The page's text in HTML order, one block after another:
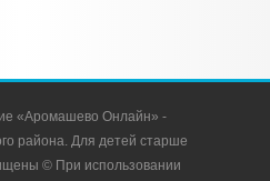
«Аромашево Онлайн» -
района. Для детей старше
© При использовании